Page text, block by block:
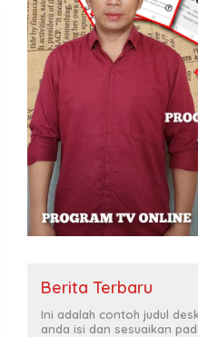
Berita Terbaru
Ini adalah contoh judul
anda isi dan sesuaikan